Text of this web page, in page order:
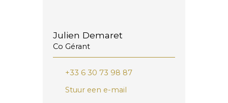
Julien Demaret
Co Gérant
+33 6 30 73 98 87
Stuur een e-mail